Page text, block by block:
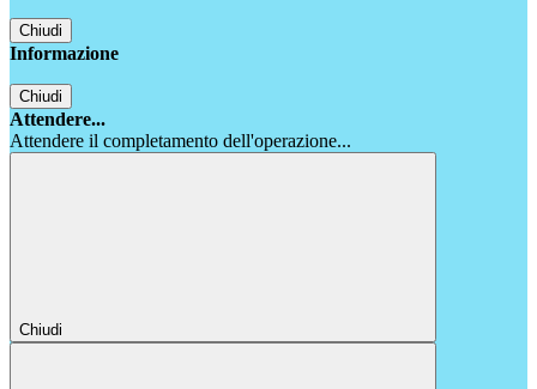
Chiudi
Informazione
Chiudi
Attendere...
Attendere il completamento dell'operazione...
Chiudi